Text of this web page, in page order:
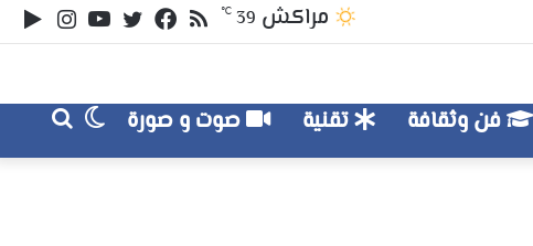
يوتيوبتويتر
فيسبوكملخص
الموقع
مراكش 39
℃
فن وثقافة تقنية صوت و صورة
بحث
عن
الوضع
المظلم